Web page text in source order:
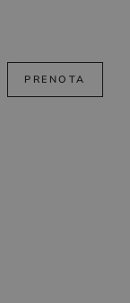
PRENOTA